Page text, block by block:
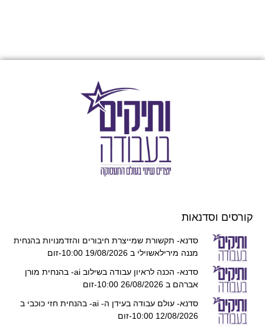
קורסים וסדנאות
סדנא- תקשורת שמייצרת חיבורים והזדמנויות בהנחית
מננה מירילאשוילי ב 19/08/2026 10:00-זום
סדנא- הכנה לראיון עבודה בשילוב ai- בהנחית מורן
אברהם ב 26/08/2026 10:00-זום
סדנא- עולם עבודה בעידן ה- ai- בהנחית חזי כוכבי ב
12/08/2026 10:00-זום